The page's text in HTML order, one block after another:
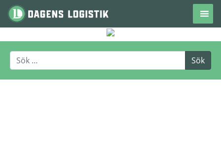
Hoppa till innehåll